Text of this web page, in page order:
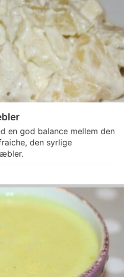
en god balance mellem den
den syrlige